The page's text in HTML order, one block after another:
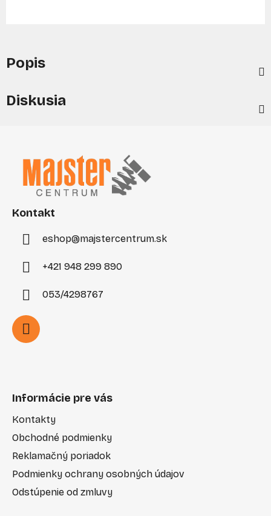
Popis
Diskusia
Kontakt
eshop@majstercentrum.sk
+421 948 299 890
053/4298767
Informácie pre vás
Kontakty
Obchodné podmienky
Reklamačný poriadok
Podmienky ochrany osobných údajov
Odstúpenie od zmluvy